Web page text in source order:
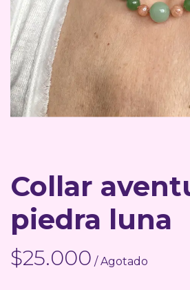
Collar
piedra luna
$25.000 / Agotado